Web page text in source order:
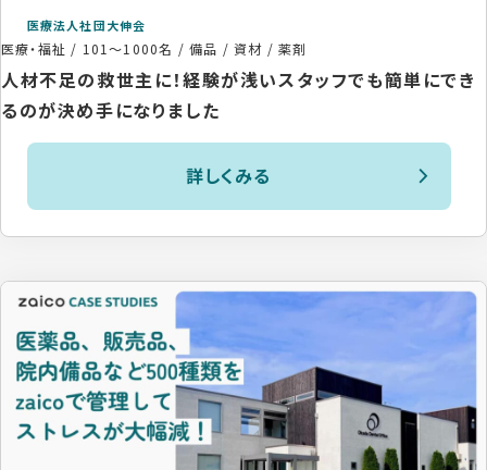
医療法人社団大伸会
医療・福祉 / 101〜1000名 /備品 / 資材 / 薬剤
人材不足の救世主に！経験が浅いスタッフでも簡単にでき
るのが決め手になりました
詳しくみる